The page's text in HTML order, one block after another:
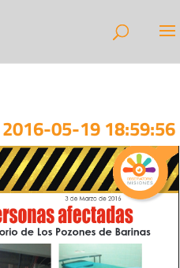
2016-05-19 18:59:56